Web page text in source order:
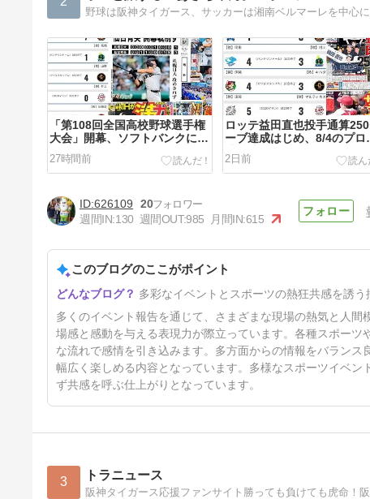
野球は阪神タイガース、サッカーは湘南ベルマーレを中心
「第108回全国高校野球選手権
大会」開幕、ソフトバンクに優
勝マジック37点灯など、8/5の
〓関連
27時間前
ロッテ益田直也投手通算
ーブ達成はじめ、8/4のプロ
球関連
2日前
〓２回の雨天中断にもめげずに
再逆転勝利（7-3 vs. 〓＠神
わせ決定など、8/1の〓関連＋α
5日前
626109
20
週間IN:130 週間OUT:985 月間IN:615
このブログのここがポイント
多彩なイベントとスポーツの熱狂共感を誘う
多くのイベント報告を通じて、さまざまな現場の熱気と人
場感と感動を与える表現力が際立っています。各種スポー
な流れで感情を引き込みます。多方面からの情報をバランス
幅広く楽しめる内容となっています。多様なスポーツイベ
ず共感を呼ぶ仕上がりとなっています。
3 トラニュース
阪神タイガース応援ファンサイト勝っても負けても虎命！